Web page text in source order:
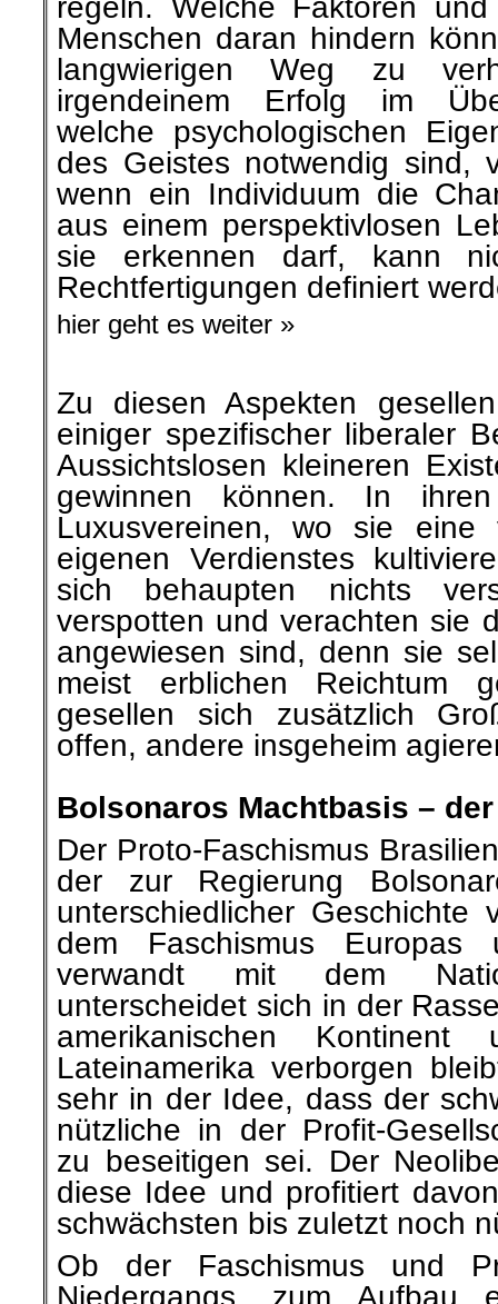
regeln. Welche Faktoren
Menschen daran hindern
langwierigen Weg zu
irgendeinem Erfolg im
welche psychologischen
des Geistes notwendig sind,
wenn ein Individuum die
aus einem perspektivlosen
sie erkennen darf, kann
Rechtfertigungen definiert
hier geht es weiter »
Zu diesen Aspekten
einiger spezifischer liberaler
Aussichtslosen kleineren
gewinnen können. In
Luxusvereinen, wo sie eine
eigenen Verdienstes
sich behaupten nichts
verspotten und verachten sie
angewiesen sind, denn sie
meist erblichen Reichtum
gesellen sich zusätzlich
offen, andere insgeheim
Bolsonaros Machtbasis –
Der Proto-Faschismus
der zur Regierung
unterschiedlicher Geschichte
dem Faschismus
verwandt mit dem
unterscheidet sich in der
amerikanischen
Lateinamerika verborgen
sehr in der Idee, dass der
nützliche in der Profit-
zu beseitigen sei. Der
diese Idee und profitiert
schwächsten bis zuletzt noch
Ob der Faschismus und